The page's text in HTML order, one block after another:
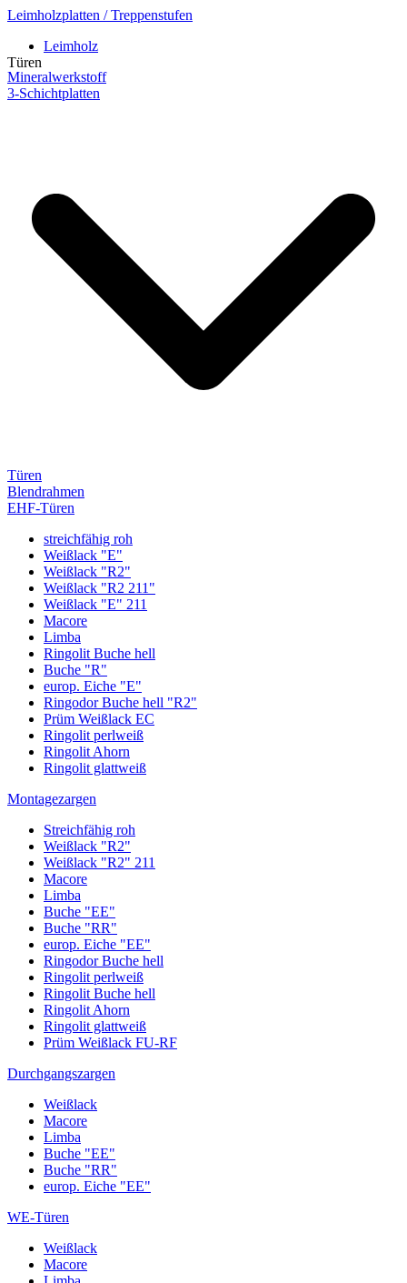
Leimholzplatten / Treppenstufen
Leimholz
Mineralwerkstoff
3-Schichtplatten
Türen
Türen
Blendrahmen
EHF-Türen
streichfähig roh
Weißlack "E"
Weißlack "R2"
Weißlack "R2 211"
Weißlack "E" 211
Macore
Limba
Ringolit Buche hell
Buche "R"
europ. Eiche "E"
Ringodor Buche hell "R2"
Prüm Weißlack EC
Ringolit perlweiß
Ringolit Ahorn
Ringolit glattweiß
Montagezargen
Streichfähig roh
Weißlack "R2"
Weißlack "R2" 211
Macore
Limba
Buche "EE"
Buche "RR"
europ. Eiche "EE"
Ringodor Buche hell
Ringolit perlweiß
Ringolit Buche hell
Ringolit Ahorn
Ringolit glattweiß
Prüm Weißlack FU-RF
Durchgangszargen
Weißlack
Macore
Limba
Buche "EE"
Buche "RR"
europ. Eiche "EE"
WE-Türen
Weißlack
Macore